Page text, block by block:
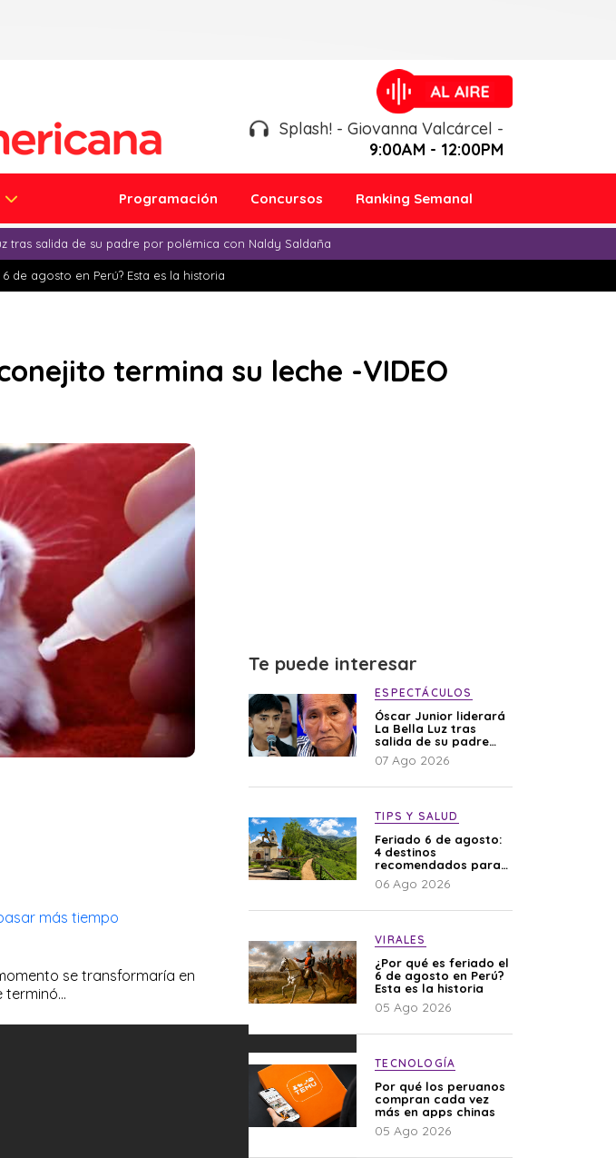
Splash! - Giovanna Valcárcel -
9:00AM - 12:00PM
Programación Concursos Ranking Semanal
tras salida de su padre por polémica con Naldy Saldaña
de agosto en Perú? Esta es la historia
termina su leche -VIDEO
más tiempo
se transformaría en
terminó…
Te puede interesar
ESPECTÁCULOS
Óscar Junior liderará
La Bella Luz tras
salida de su padre
por polémica con
Naldy Saldaña
07 Ago 2026
TIPS Y SALUD
Feriado 6 de agosto:
4 destinos
recomendados para
disfrutar el descanso
06 Ago 2026
VIRALES
¿Por qué es feriado el
6 de agosto en Perú?
Esta es la historia
05 Ago 2026
TECNOLOGÍA
Por qué los peruanos
compran cada vez
más en apps chinas
05 Ago 2026